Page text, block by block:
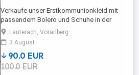
Verkaufe unser Erstkommunionkleid mit
passendem Bolero und Schuhe in der
Größe 32 (sind groß geschnitten)
Lauterach, Vorarlberg
3 August
90.0 EUR
100.0 EUR